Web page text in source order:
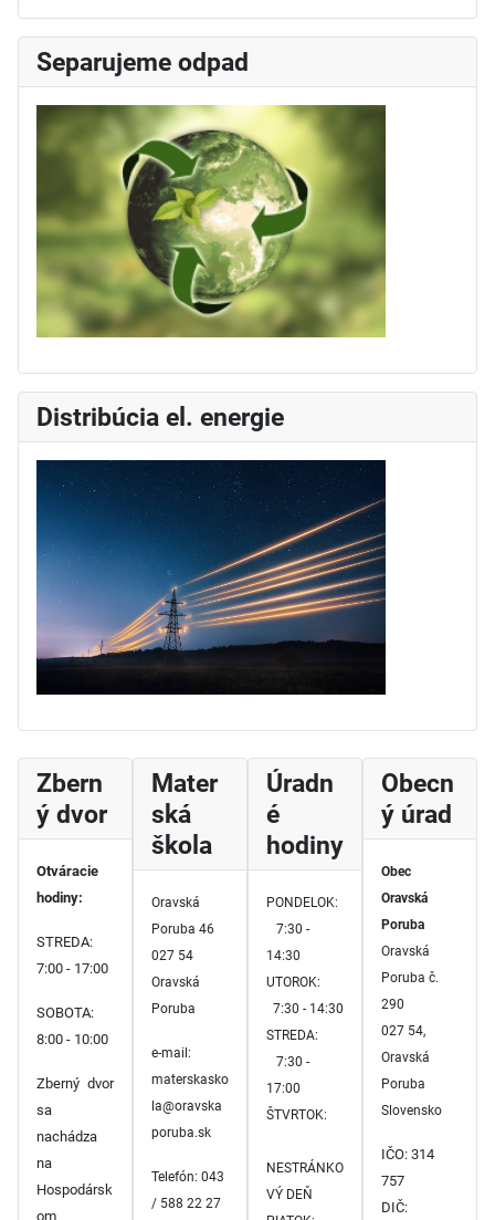
Separujeme odpad
Distribúcia el. energie
Zbern
ý dvor
Otváracie
hodiny:
STREDA:
7:00 - 17:00
SOBOTA:
8:00 - 10:00
Zberný dvor
sa
nachádza
na
Hospodársk
om
Mater
ská
škola
Oravská
Poruba 46
027 54
Oravská
Poruba
e-mail:
materskasko
la@oravska
poruba.sk
Telefón: 043
/ 588 22 27
Úradn
é
hodiny
PONDELOK:
7:30 -
14:30
UTOROK:
7:30 - 14:30
STREDA:
7:30 -
17:00
ŠTVRTOK:
NESTRÁNKO
VÝ DEŇ
Obecn
ý úrad
Obec
Oravská
Poruba
Oravská
Poruba č.
290
027 54,
Oravská
Poruba
Slovensko
IČO: 314
757
DIČ: